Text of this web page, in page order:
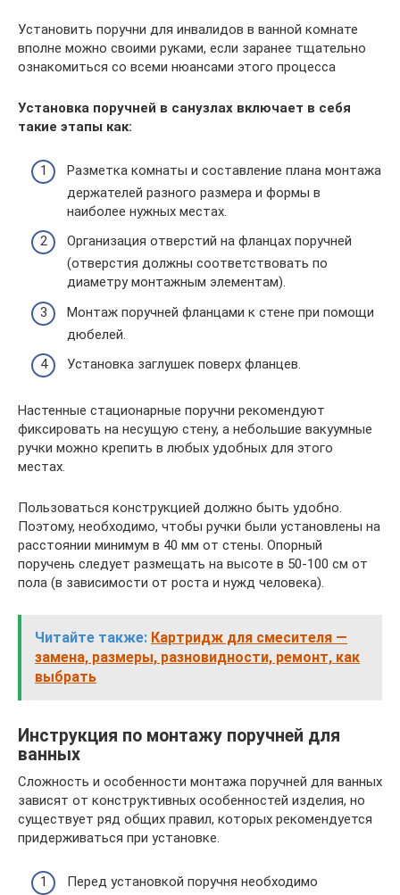
Установить поручни для инвалидов в ванной комнате
вполне можно своими руками, если заранее тщательно
ознакомиться со всеми нюансами этого процесса
Установка поручней в санузлах включает в себя
такие этапы как:
Разметка комнаты и составление плана монтажа
держателей разного размера и формы в
наиболее нужных местах.
Организация отверстий на фланцах поручней
(отверстия должны соответствовать по
диаметру монтажным элементам).
Монтаж поручней фланцами к стене при помощи
дюбелей.
Установка заглушек поверх фланцев.
Настенные стационарные поручни рекомендуют
фиксировать на несущую стену, а небольшие вакуумные
ручки можно крепить в любых удобных для этого
местах.
Пользоваться конструкцией должно быть удобно.
Поэтому, необходимо, чтобы ручки были установлены на
расстоянии минимум в 40 мм от стены. Опорный
поручень следует размещать на высоте в 50-100 см от
пола (в зависимости от роста и нужд человека).
Читайте также: Картридж для смесителя —
замена, размеры, разновидности, ремонт, как
выбрать
Инструкция по монтажу поручней для
ванных
Сложность и особенности монтажа поручней для ванных
зависят от конструктивных особенностей изделия, но
существует ряд общих правил, которых рекомендуется
придерживаться при установке.
Перед установкой поручня необходимо